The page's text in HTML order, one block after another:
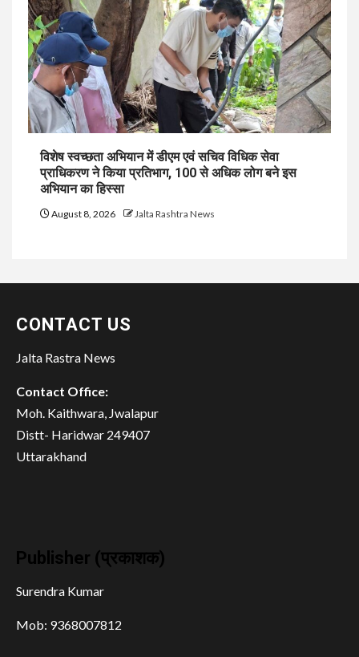
विशेष स्वच्छता अभियान में डीएम एवं सचिव विधिक सेवा
प्राधिकरण ने किया प्रतिभाग, 100 से अधिक लोग बने इस
अभियान का हिस्सा
August 8, 2026 Jalta Rashtra News
CONTACT US
Jalta Rastra News
Contact Office:
Moh. Kaithwara, Jwalapur
Distt- Haridwar 249407
Uttarakhand
Publisher (प्रकाशक)
Surendra Kumar
Mob: 9368007812